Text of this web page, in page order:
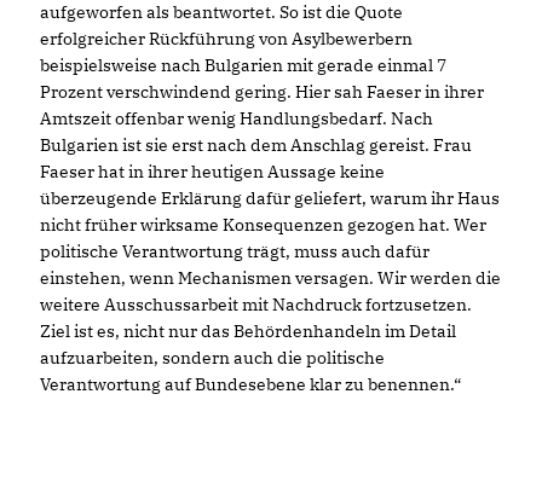
aufgeworfen als beantwortet. So ist die Quote
erfolgreicher Rückführung von Asylbewerbern
beispielsweise nach Bulgarien mit gerade einmal 7
Prozent verschwindend gering. Hier sah Faeser in ihrer
Amtszeit offenbar wenig Handlungsbedarf. Nach
Bulgarien ist sie erst nach dem Anschlag gereist. Frau
Faeser hat in ihrer heutigen Aussage keine
überzeugende Erklärung dafür geliefert, warum ihr Haus
nicht früher wirksame Konsequenzen gezogen hat. Wer
politische Verantwortung trägt, muss auch dafür
einstehen, wenn Mechanismen versagen. Wir werden die
weitere Ausschussarbeit mit Nachdruck fortzusetzen.
Ziel ist es, nicht nur das Behördenhandeln im Detail
aufzuarbeiten, sondern auch die politische
Verantwortung auf Bundesebene klar zu benennen.“